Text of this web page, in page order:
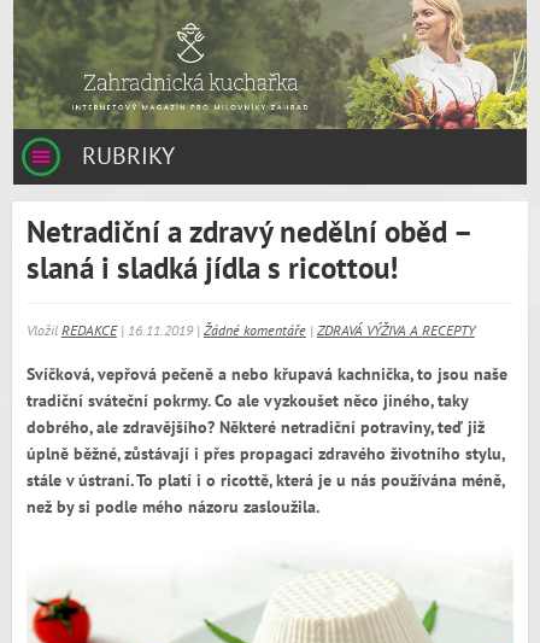
RUBRIKY
Netradiční a zdravý nedělní oběd –
slaná i sladká jídla s ricottou!
Vložil REDAKCE| 16.11.2019 | Žádné komentáře| ZDRAVÁ VÝŽIVA A RECEPTY
Svíčková, vepřová pečeně a nebo křupavá kachnička, to jsou naše
tradiční sváteční pokrmy. Co ale vyzkoušet něco jiného, taky
dobrého, ale zdravějšího? Některé netradiční potraviny, teď již
úplně běžné, zůstávají i přes propagaci zdravého životního stylu,
stále v ústraní. To platí i o ricottě, která je u nás používána méně,
než by si podle mého názoru zasloužila.